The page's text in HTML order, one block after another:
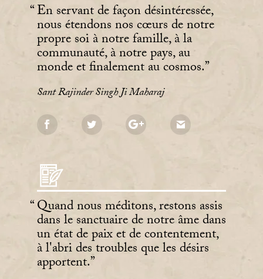
En servant de façon désintéressée,
nous étendons nos cœurs de notre
propre soi à notre famille, à la
communauté, à notre pays, au
monde et finalement au cosmos.
Sant Rajinder Singh Ji Maharaj
Quand nous méditons, restons assis
dans le sanctuaire de notre âme dans
un état de paix et de contentement,
à l'abri des troubles que les désirs
apportent.